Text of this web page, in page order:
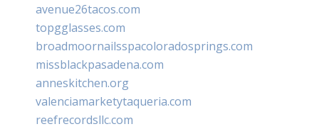
avenue26tacos.com
topgglasses.com
broadmoornailsspacoloradosprings.com
missblackpasadena.com
anneskitchen.org
valenciamarketytaqueria.com
reefrecordsllc.com